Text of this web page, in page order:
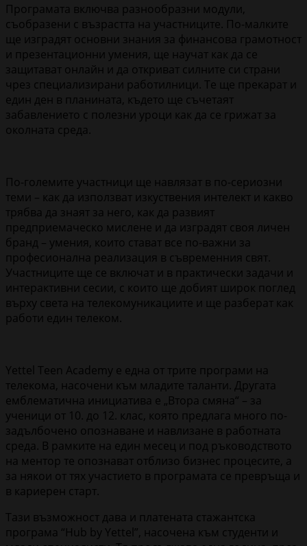
Програмата включва разнообразни модули,
съобразени с възрастта на участниците. По-малките
ще изградят основни знания за финансова грамотност
и презентационни умения, ще научат как да се
защитават онлайн и да откриват силните си страни
чрез специализирани работилници. Те ще прекарат и
един ден в планината, където ще съчетаят
забавлението с полезни уроци как да се грижат за
околната среда.
По-големите участници ще навлязат в по-сериозни
теми – как да използват изкуствения интелект и какво
трябва да знаят за него, как да развият
предприемаческо мислене и да изградят своя личен
бранд – умения, които стават все по-важни за
професионална реализация в съвременния свят.
Участниците ще се включат и в практически задачи и
интерактивни сесии, с които ще добият широк поглед
върху света на телекомуникациите и ще разберат как
работи един телеком.
Yettel Teen Academy е една от трите програми на
телекома, насочени към младите таланти. Другата
емблематична инициатива е „Втора смяна“ – за
ученици от 10. до 12. клас, която предлага много по-
задълбочено опознаване и навлизане в работната
среда. В рамките на един месец и под ръководството
на ментор те опознават отблизо бизнес процесите, а
за някои от тях участието в програмата се превръща и
в кариерен старт.
Тази възможност дава и платената стажантска
програма “Hub by Yettel”, насочена към студенти и